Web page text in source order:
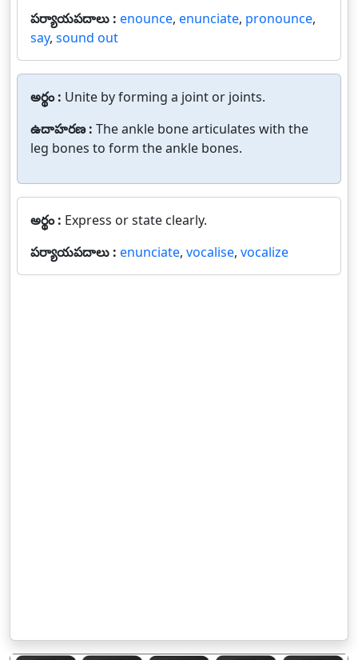
పర్యాయపదాలు : enounce, enunciate, pronounce,
say, sound out
అర్థం : Unite by forming a joint or joints.
ఉదాహరణ : The ankle bone articulates with the
leg bones to form the ankle bones.
అర్థం : Express or state clearly.
పర్యాయపదాలు : enunciate, vocalise, vocalize